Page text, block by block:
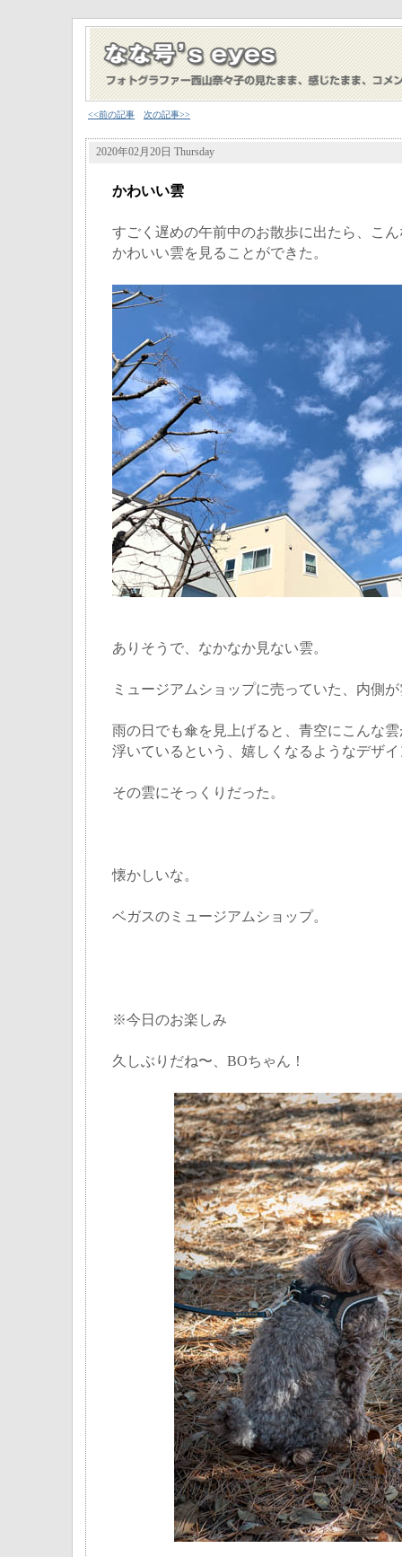
<<前の記事 次の記事>>
2020年02月20日 Thursday
かわいい雲
すごく遅めの午前中のお散歩に出たら、こ
かわいい雲を見ることができた。
ありそうで、なかなか見ない雲。
ミュージアムショップに売っていた、内側
雨の日でも傘を見上げると、青空にこんな雲
浮いているという、嬉しくなるようなデザ
その雲にそっくりだった。
懐かしいな。
ベガスのミュージアムショップ。
※今日のお楽しみ
久しぶりだね〜、BOちゃん！